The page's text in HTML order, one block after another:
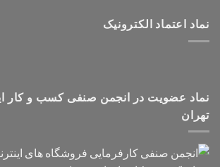
نماد اعتماد الکترونیک
نماد عضویت در انجمن صنفی کسب و کار
تهران